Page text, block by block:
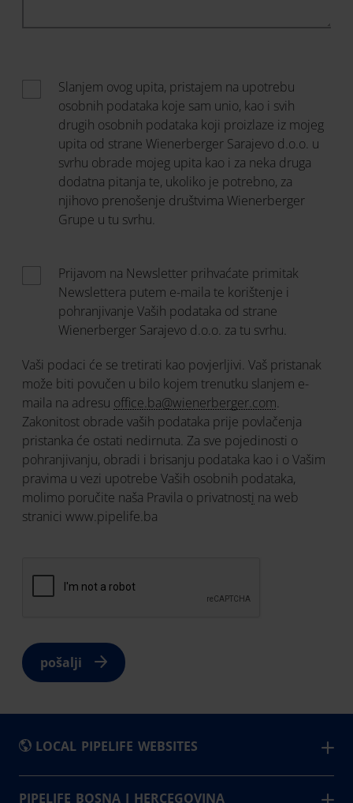
Slanjem ovog upita, pristajem na upotrebu
osobnih podataka koje sam unio, kao i svih
drugih osobnih podataka koji proizlaze iz mojeg
upita od strane Wienerberger Sarajevo d.o.o. u
svrhu obrade mojeg upita kao i za neka druga
dodatna pitanja te, ukoliko je potrebno, za
njihovo prenošenje društvima Wienerberger
Grupe u tu svrhu.
Prijavom na Newsletter prihvaćate primitak
Newslettera putem e-maila te korištenje i
pohranjivanje Vaših podataka od strane
Wienerberger Sarajevo d.o.o. za tu svrhu.
Vaši podaci će se tretirati kao povjerljivi. Vaš pristanak
može biti povučen u bilo kojem trenutku slanjem e-
maila na adresu office.ba@wienerberger.com.
Zakonitost obrade vaših podataka prije povlačenja
pristanka će ostati nedirnuta. Za sve pojedinosti o
pohranjivanju, obradi i brisanju podataka kao i o Vašim
pravima u vezi upotrebe Vaših osobnih podataka,
molimo poručite naša Pravila o privatnosti na web
stranici www.pipelife.ba
pošalji
LOCAL PIPELIFE WEBSITES
België - Nederlands
PIPELIFE BOSNA I HERCEGOVINA